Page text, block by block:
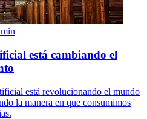
min
está cambiando el
está revolucionando el mundo
la manera en que consumimos